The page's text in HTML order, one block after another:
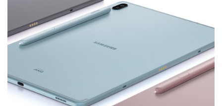
IT Times
生成式AI與雲端應用
特集